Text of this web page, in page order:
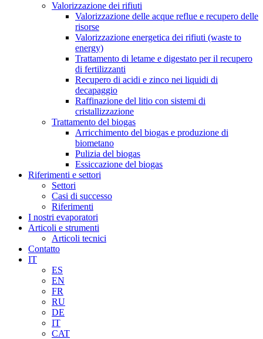
Valorizzazione dei rifiuti
Valorizzazione delle acque reflue e recupero delle
risorse
Valorizzazione energetica dei rifiuti (waste to
energy)
Trattamento di letame e digestato per il recupero
di fertilizzanti
Recupero di acidi e zinco nei liquidi di
decapaggio
Raffinazione del litio con sistemi di
cristallizzazione
Trattamento del biogas
Arricchimento del biogas e produzione di
biometano
Pulizia del biogas
Essiccazione del biogas
Riferimenti e settori
Settori
Casi di successo
Riferimenti
I nostri evaporatori
Articoli e strumenti
Articoli tecnici
Contatto
IT
ES
EN
FR
RU
DE
IT
CAT